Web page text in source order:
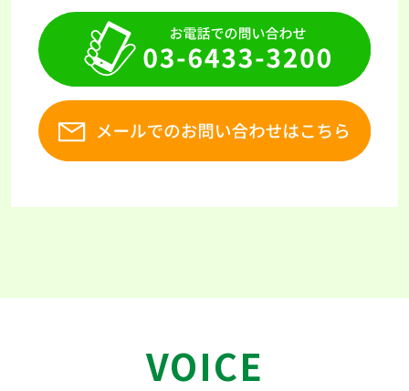
VOICE